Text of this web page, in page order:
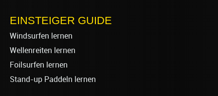
EINSTEIGER GUIDE
Windsurfen lernen
Wellenreiten lernen
Foilsurfen lernen
Stand-up Paddeln lernen